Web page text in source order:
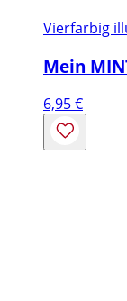
Vierfarbig
Mein
6,95€